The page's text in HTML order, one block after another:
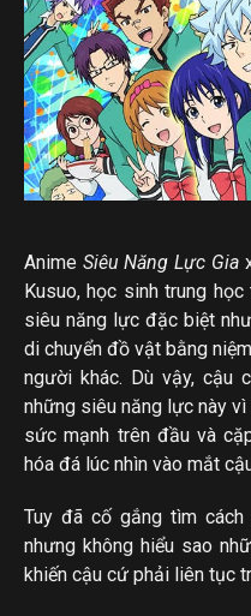
Anime Siêu Năng Lực Gia
Kusuo, học sinh trung
siêu năng lực đặc biệt
di chuyển đồ vật bằng
người khác. Dù vậy, cậu
những siêu năng lực này
sức mạnh trên đầu và
hóa đá lúc nhìn vào mắt
Tuy đã cố gắng tìm
nhưng không hiểu sao
khiến cậu cứ phải liên tục